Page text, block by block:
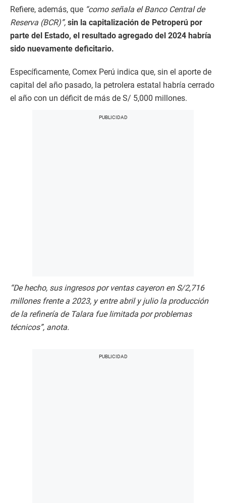
Refiere, además, que “como señala el Banco Central de
Reserva (BCR)”, sin la capitalización de Petroperú por
parte del Estado, el resultado agregado del 2024 habría
sido nuevamente deficitario.
Específicamente, Comex Perú indica que, sin el aporte de
capital del año pasado, la petrolera estatal habría cerrado
el año con un déficit de más de S/ 5,000 millones.
“De hecho, sus ingresos por ventas cayeron en S/2,716
millones frente a 2023, y entre abril y julio la producción
de la refinería de Talara fue limitada por problemas
técnicos”, anota.